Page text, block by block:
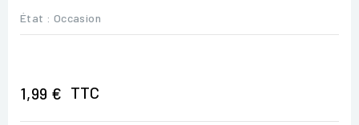
État : Occasion
1,99 € TTC